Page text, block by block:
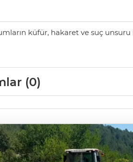
küfür, hakaret ve suç
(0)